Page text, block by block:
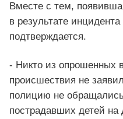
Вместе с тем,
в результате
подтверждается.
- Никто из опрошенных
происшествия не
полицию не
пострадавших детей на